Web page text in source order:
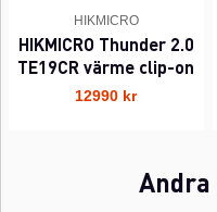
HIKMICRO
HIKMICRO Thunder 2.0
TE19CR värme clip-on
12990 kr
Andra